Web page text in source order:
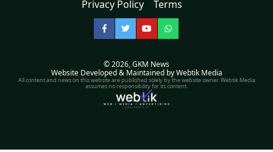
Privacy Policy Terms
Facebook
TwitterYouTubeWhatsApp
© 2026,GKM News
Website Developed & Maintained by Webtik Media
All content and news on this website are published solely by the website owner. Webtik Media
assumes no responsibility for its content.